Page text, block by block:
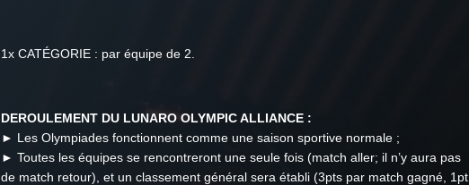
1x CATÉGORIE : par équipe de 2.
DEROULEMENT DU LUNARO OLYMPIC ALLIANCE :
► Les Olympiades fonctionnent comme une saison sportive normale ;
► Toutes les équipes se rencontreront une seule fois (match aller; il n’y aura pas
de match retour), et un classement général sera établi (3pts par match gagné, 1pt